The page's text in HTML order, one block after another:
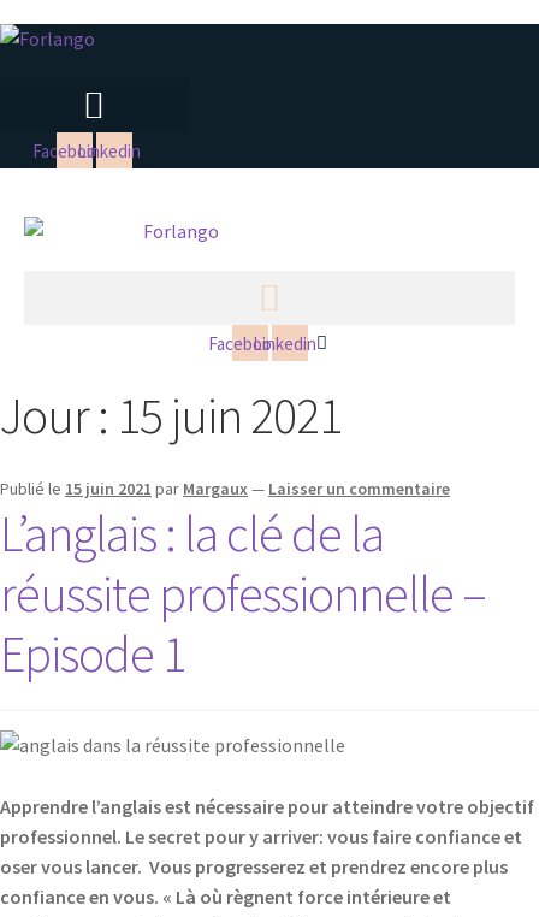
FacebookLinkedin
FacebookLinkedin
Jour : 15 juin 2021
Publié le 15 juin 2021 par Margaux— Laisser un commentaire
L’anglais : la clé de la
réussite professionnelle –
Episode 1
Apprendre l’anglais est nécessaire pour atteindre votre objectif
professionnel. Le secret pour y arriver: vous faire confiance et
oser vous lancer. Vous progresserez et prendrez encore plus
confiance en vous. « Là où règnent force intérieure et